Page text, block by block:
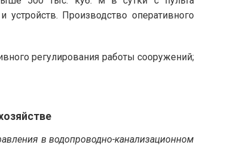
устройств. Производство оперативного
регулирования работы сооружений;
в водопроводно-канализационном